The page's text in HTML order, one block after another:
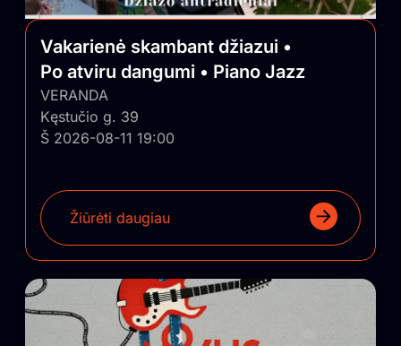
Vakarienė skambant džiazui •
Po atviru dangumi • Piano Jazz
VERANDA
Kęstučio g. 39
Š 2026-08-11 19:00
Žiūrėti daugiau